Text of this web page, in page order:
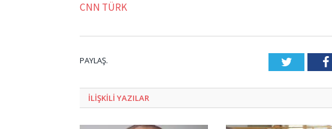
CNN TÜRK
PAYLAŞ. Twitter
ILIŞKILI YAZILAR